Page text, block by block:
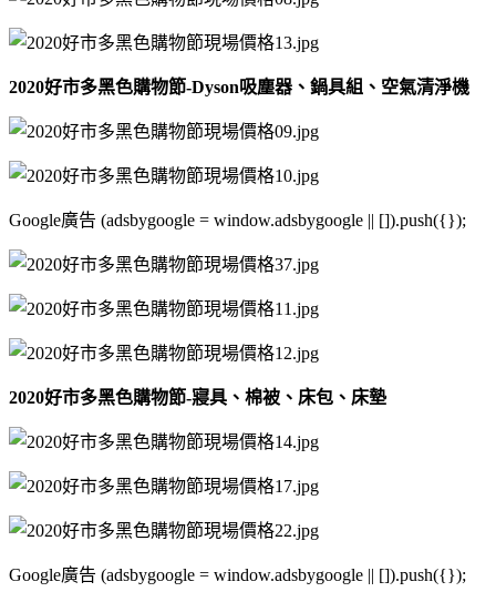
2020好市多黑色購物節-Dyson吸塵器、鍋具組、空氣清淨機
Google廣告 (adsbygoogle = window.adsbygoogle || []).push({});
2020好市多黑色購物節-寢具、棉被、床包、床墊
Google廣告 (adsbygoogle = window.adsbygoogle || []).push({});